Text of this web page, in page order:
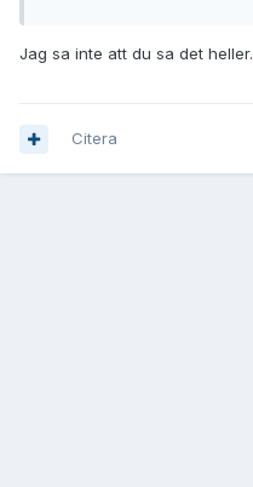
Jag sa inte att du sa det heller.
Citera